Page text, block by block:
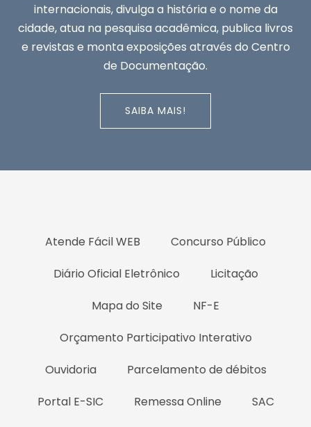
internacionais, divulga a história e o nome da
cidade, atua na pesquisa acadêmica, publica livros
e revistas e monta exposições através do Centro
de Documentação.
SAIBA MAIS!
Atende Fácil WEB
Concurso Público
Diário Oficial Eletrônico
Licitação
Mapa do Site
NF-E
Orçamento Participativo Interativo
Ouvidoria
Parcelamento de débitos
Portal E-SIC
Remessa Online
SAC